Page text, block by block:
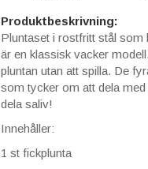
Produktbeskrivning:
Pluntaset i rostfritt stål som
är en klassisk vacker
pluntan utan att spilla. De
som tycker om att dela
dela saliv!
Innehåller:
1 st fickplunta